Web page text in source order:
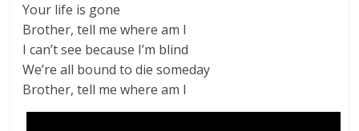
Your life is gone
Brother, tell me where am I
I can’t see because I’m blind
We’re all bound to die someday
Brother, tell me where am I